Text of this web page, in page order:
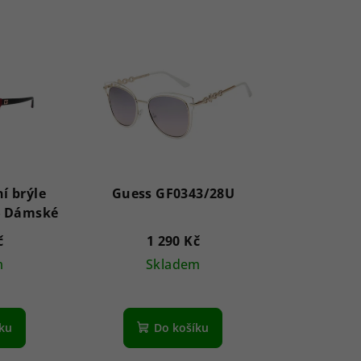
brýle
GU7919 69G 58 - Dámské
Guess GF0343/28U
1 290 Kč
Skladem
Do košíku